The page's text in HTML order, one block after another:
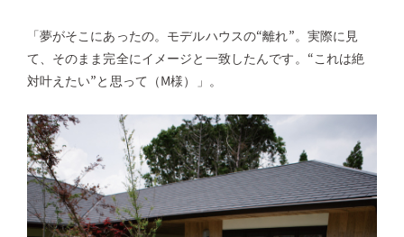
「夢がそこにあったの。モデルハウスの“離れ”。実際に見
て、そのまま完全にイメージと一致したんです。“これは絶
対叶えたい”と思って（M様）」。